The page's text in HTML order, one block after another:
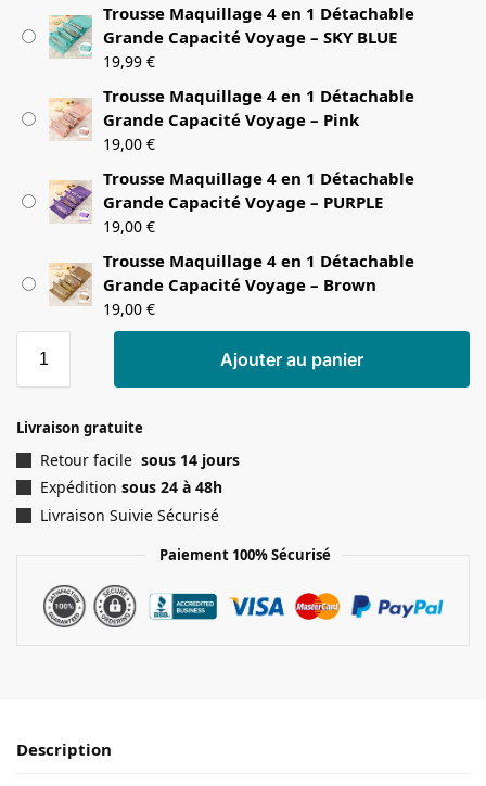
Trousse Maquillage 4 en 1 Détachable
Grande Capacité Voyage – SKY BLUE
19,99 €
Trousse Maquillage 4 en 1 Détachable
Grande Capacité Voyage – Pink
19,00 €
Trousse Maquillage 4 en 1 Détachable
Grande Capacité Voyage – PURPLE
19,00 €
Trousse Maquillage 4 en 1 Détachable
Grande Capacité Voyage – Brown
19,00 €
Ajouter au panier
Livraison gratuite
Retour facile sous 14 jours
Expédition sous 24 à 48h
Livraison Suivie Sécurisé
Paiement 100% Sécurisé
Description